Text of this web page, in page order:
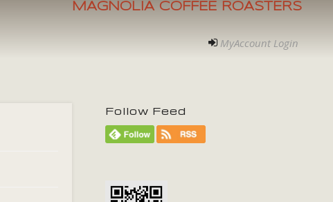
MAGNOLIA COFFEE ROASTERS
MyAccount Login
Follow Feed